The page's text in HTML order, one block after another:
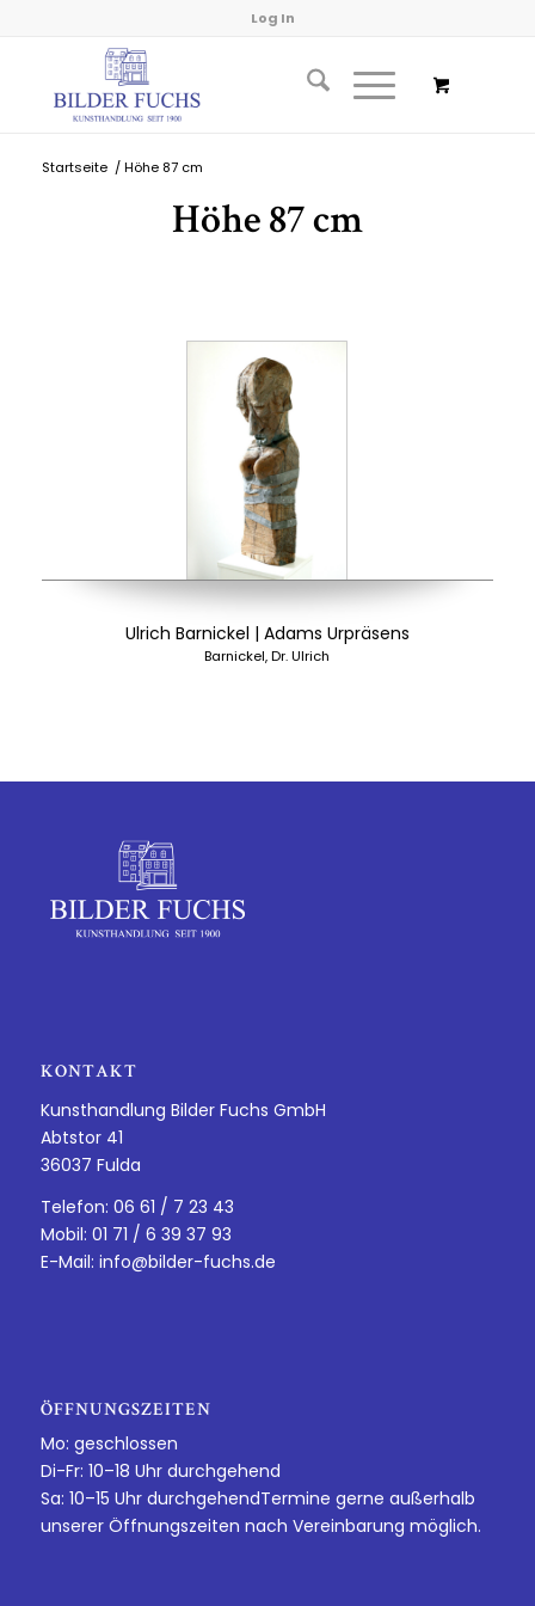
Log In
Startseite / Höhe 87 cm
Höhe 87 cm
Ulrich Barnickel | Adams Urpräsens
Barnickel, Dr. Ulrich
KONTAKT
Kunsthandlung Bilder Fuchs GmbH
Abtstor 41
36037 Fulda
Telefon: 06 61 / 7 23 43
Mobil: 01 71 / 6 39 37 93
E-Mail: info@bilder-fuchs.de
ÖFFNUNGSZEITEN
Mo: geschlossen
Di-Fr: 10–18 Uhr durchgehend
Sa: 10–15 Uhr durchgehendTermine gerne außerhalb
unserer Öffnungszeiten nach Vereinbarung möglich.